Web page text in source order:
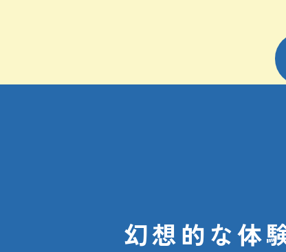
幻想的な体